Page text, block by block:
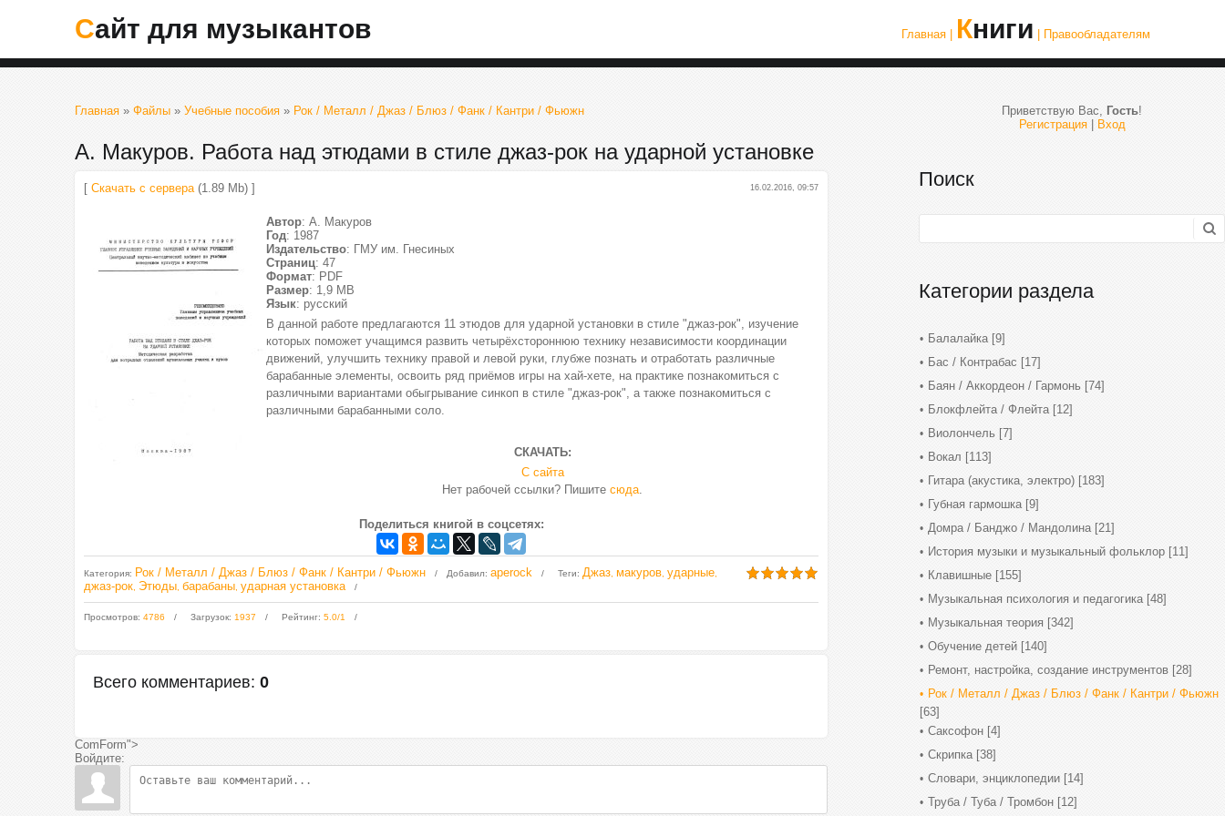
Сайт для музыкантов Главная | Книги | Правообладателям
Главная » Файлы » Учебные пособия » Рок / Металл / Джаз / Блюз / Фанк / Кантри / Фьюжн
А. Макуров. Работа над этюдами в стиле джаз-рок на ударной установке
[ Скачать с сервера(1.89 Mb) ] 16.02.2016, 09:57
Автор: А. Макуров
Год: 1987
Издательство: ГМУ им. Гнесиных
Страниц: 47
Формат: PDF
Размер: 1,9 МВ
Язык: русский
В данной работе предлагаются 11 этюдов для ударной установки в стиле "джаз-рок", изучение
которых поможет учащимся развить четырёхстороннюю технику независимости координации
движений, улучшить технику правой и левой руки, глубже познать и отработать различные
барабанные элементы, освоить ряд приёмов игры на хай-хете, на практике познакомиться с
различными вариантами обыгрывание синкоп в стиле "джаз-рок", а также познакомиться с
различными барабанными соло.
СКАЧАТЬ:
С сайта
Нет рабочей ссылки? Пишите сюда.
Поделиться книгой в соцсетях:
Категория: Рок / Металл / Джаз / Блюз / Фанк / Кантри / Фьюжн Добавил: aperock Теги: Джаз макуров ударные
джаз-рок Этюды барабаны ударная установка
Просмотров: 4786 Загрузок: 1937 Рейтинг: 5.0/1
Всего комментариев: 0
ComForm">
Войдите:
Приветствую Вас, Гость!
Регистрация| Вход
Поиск
Категории раздела
Балалайка [9]
Бас / Контрабас [17]
Баян / Аккордеон / Гармонь [74]
Блокфлейта / Флейта [12]
Виолончель [7]
Вокал [113]
Гитара (акустика, электро) [183]
Губная гармошка [9]
Домра / Банджо / Мандолина [21]
История музыки и музыкальный фольклор [11]
Клавишные [155]
Музыкальная психология и педагогика [48]
Музыкальная теория [342]
Обучение детей [140]
Ремонт, настройка, создание инструментов [28]
Рок / Металл / Джаз / Блюз / Фанк / Кантри / Фьюжн
[63]
Саксофон [4]
Скрипка [38]
Словари, энциклопедии [14]
Труба / Туба / Тромбон [12]